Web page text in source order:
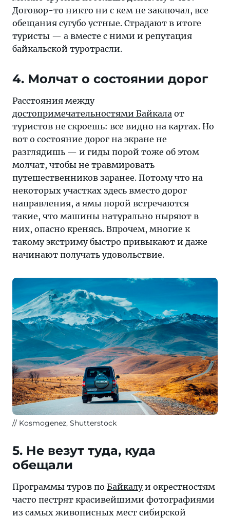
Договор-то никто ни с кем не заключал, все
обещания сугубо устные. Страдают в итоге
туристы — а вместе с ними и репутация
байкальской туротрасли.
4. Молчат о состоянии дорог
Расстояния между
достопримечательностями Байкала от
туристов не скроешь: все видно на картах. Но
вот о состояние дорог на экране не
разглядишь — и гиды порой тоже об этом
молчат, чтобы не травмировать
путешественников заранее. Потому что на
некоторых участках здесь вместо дорог
направления, а ямы порой встречаются
такие, что машины натурально ныряют в
них, опасно кренясь. Впрочем, многие к
такому экстриму быстро привыкают и даже
начинают получать удовольствие.
Kosmogenez, Shutterstock
5. Не везут туда, куда
обещали
Программы туров по Байкалуи окрестностям
часто пестрят красивейшими фотографиями
из самых живописных мест сибирской